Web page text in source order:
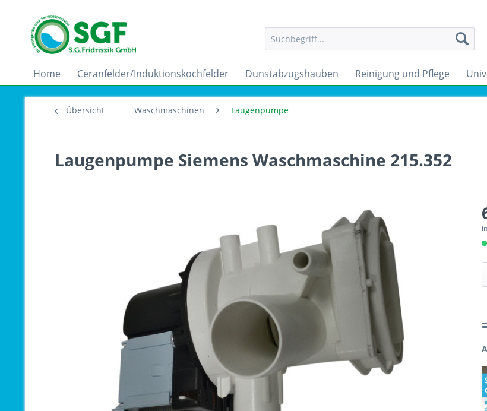
Home Ceranfelder/Induktionskochfelder Dunstabzugshauben Reinigung und Pflege
Übersicht Waschmaschinen Laugenpumpe
Laugenpumpe Siemens Waschmaschine 215.352